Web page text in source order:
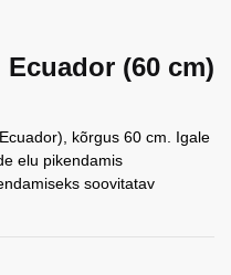
(60 cm)
kõrgus 60 cm. Igale
elu pikendamis
soovitatav